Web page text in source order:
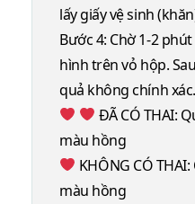
lấy giấy vệ sinh
Bước 4: Chờ 1-2
hình trên vỏ hộp.
quả không chính xác.
ĐÃ CÓ THAI:
màu hồng
KHÔNG CÓ
màu hồng